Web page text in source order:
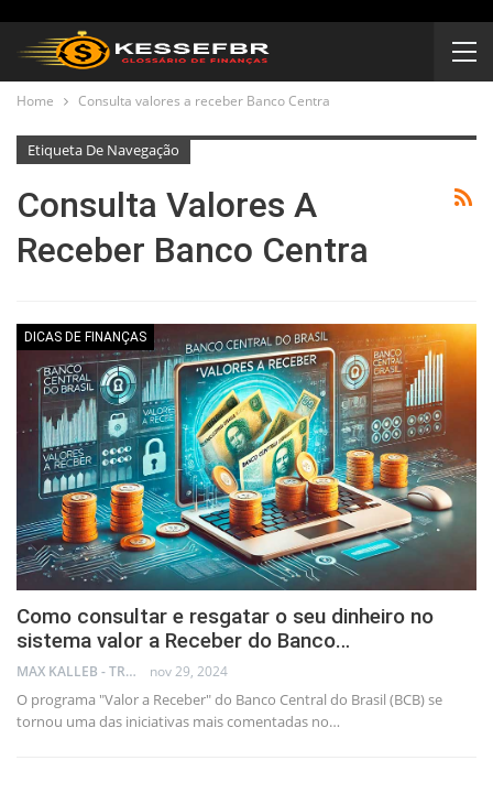
Home Consulta valores a receber Banco Centra
Etiqueta De Navegação
Consulta Valores A
Receber Banco Centra
DICAS DE FINANÇAS
Como consultar e resgatar o seu dinheiro no
sistema valor a Receber do Banco…
MAX KALLEB - TRADER nov 29, 2024
O programa "Valor a Receber" do Banco Central do Brasil (BCB) se
tornou uma das iniciativas mais comentadas no…